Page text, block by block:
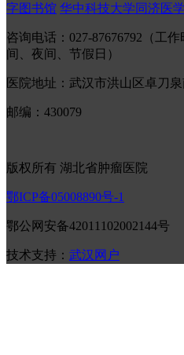
字图书馆 华中科技大学同济医
咨询电话：027-87676792（工
间、夜间、节假日）
医院地址：武汉市洪山区卓刀
邮编：430079
版权所有 湖北省肿瘤医院
鄂ICP备05008890号-1
鄂公网安备42011102002144号
技术支持： 武汉网户